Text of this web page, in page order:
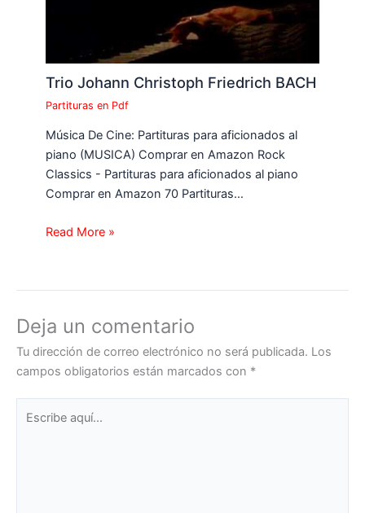
Trio Johann Christoph Friedrich BACH
Partituras en Pdf
Música De Cine: Partituras para aficionados al
piano (MUSICA) Comprar en Amazon Rock
Classics - Partituras para aficionados al piano
Comprar en Amazon 70 Partituras…
Read More »
Deja un comentario
Tu dirección de correo electrónico no será publicada. Los
campos obligatorios están marcados con *